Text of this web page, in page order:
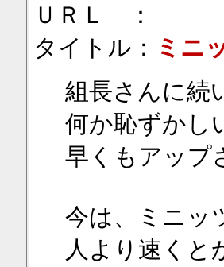
ＵＲＬ ：
タイトル： ミニ
組長さんに続
何か恥ずかし
早くもアップ
今は、ミニッ
人より速く